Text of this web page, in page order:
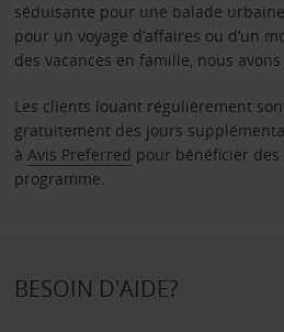
séduisante pour une balade
pour un voyage d’affaires ou d’un
des vacances en famille, nous
Les clients louant régulièrement
gratuitement des jours
à Avis Preferred pour bénéficier
programme.
BESOIN D'AIDE?